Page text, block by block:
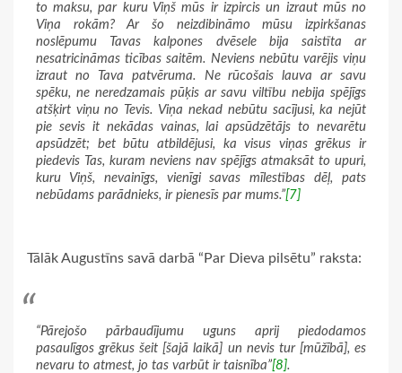
to maksu, par kuru Viņš mūs ir izpircis un izraut mūs no
Viņa rokām? Ar šo neizdibināmo mūsu izpirkšanas
noslēpumu Tavas kalpones dvēsele bija saistīta ar
nesatricināmas ticības saitēm. Neviens nebūtu varējis viņu
izraut no Tava patvēruma. Ne rūcošais lauva ar savu
spēku, ne neredzamais pūķis ar savu viltību nebija spējīgs
atšķirt viņu no Tevis. Viņa nekad nebūtu sacījusi, ka nejūt
pie sevis it nekādas vainas, lai apsūdzētājs to nevarētu
apsūdzēt; bet būtu atbildējusi, ka visus viņas grēkus ir
piedevis Tas, kuram neviens nav spējīgs atmaksāt to upuri,
kuru Viņš, nevainīgs, vienīgi savas mīlestības dēļ, pats
nebūdams parādnieks, ir pienesīs par mums.”[7]
Tālāk Augustīns savā darbā “Par Dieva pilsētu” raksta:
“Pārejošo pārbaudījumu uguns aprij piedodamos
pasaulīgos grēkus šeit [šajā laikā] un nevis tur [mūžībā], es
nevaru to atmest, jo tas varbūt ir taisnība”[8].